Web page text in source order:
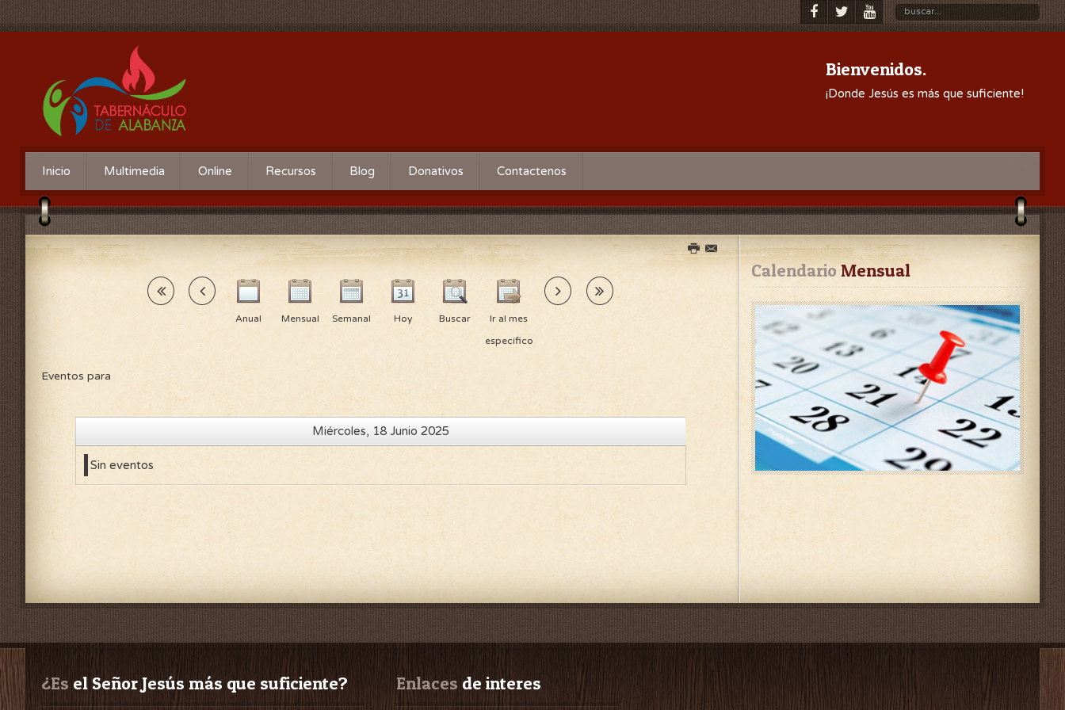
Bienvenidos.
¡Donde Jesús es más que suficiente!
Inicio Multimedia Online Recursos Blog Donativos Contactenos
Anual Mensual Semanal Hoy Buscar
Ir al mes
específico
Eventos para
Miércoles, 18 Junio 2025
Sin eventos
Calendario Mensual
¿Es el Señor Jesús más que suficiente? Enlaces de interes